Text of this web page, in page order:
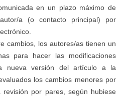
en un plazo máximo de
a (o contacto principal) por
cambios, los autores/as tienen un
para hacer las modificaciones
nueva versión del artículo a la
los cambios menores por
por pares, según hubiese